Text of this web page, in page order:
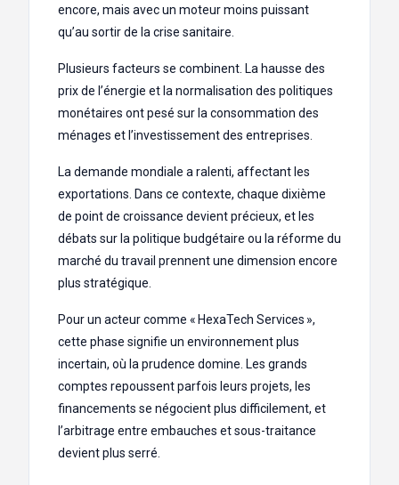
encore, mais avec un moteur moins puissant
qu’au sortir de la crise sanitaire.
Plusieurs facteurs se combinent. La hausse des
prix de l’énergie et la normalisation des politiques
monétaires ont pesé sur la consommation des
ménages et l’investissement des entreprises.
La demande mondiale a ralenti, affectant les
exportations. Dans ce contexte, chaque dixième
de point de croissance devient précieux, et les
débats sur la politique budgétaire ou la réforme du
marché du travail prennent une dimension encore
plus stratégique.
Pour un acteur comme « HexaTech Services »,
cette phase signifie un environnement plus
incertain, où la prudence domine. Les grands
comptes repoussent parfois leurs projets, les
financements se négocient plus difficilement, et
l’arbitrage entre embauches et sous-traitance
devient plus serré.